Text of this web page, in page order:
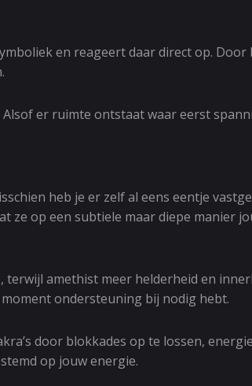
en reageert daar direct op. Door
er ruimte ontstaat waar eerst
heb je er zelf al eens eentje
ze op een subtiele maar diepe manier
amethist meer helderheid en
ondersteuning bij nodig hebt.
door blokkades op te lossen,
op jouw energie.